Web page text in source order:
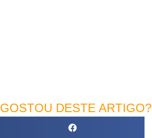
GOSTOU DESTE ARTIGO?